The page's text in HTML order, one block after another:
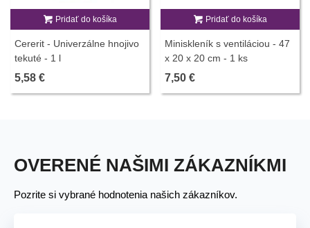
Pridať do košíka
Cererit - Univerzálne hnojivo
tekuté - 1 l
5,58 €
Pridať do košíka
Miniskleník s ventiláciou - 47
x 20 x 20 cm - 1 ks
7,50 €
OVERENÉ NAŠIMI ZÁKAZNÍKMI
Pozrite si vybrané hodnotenia našich zákazníkov.